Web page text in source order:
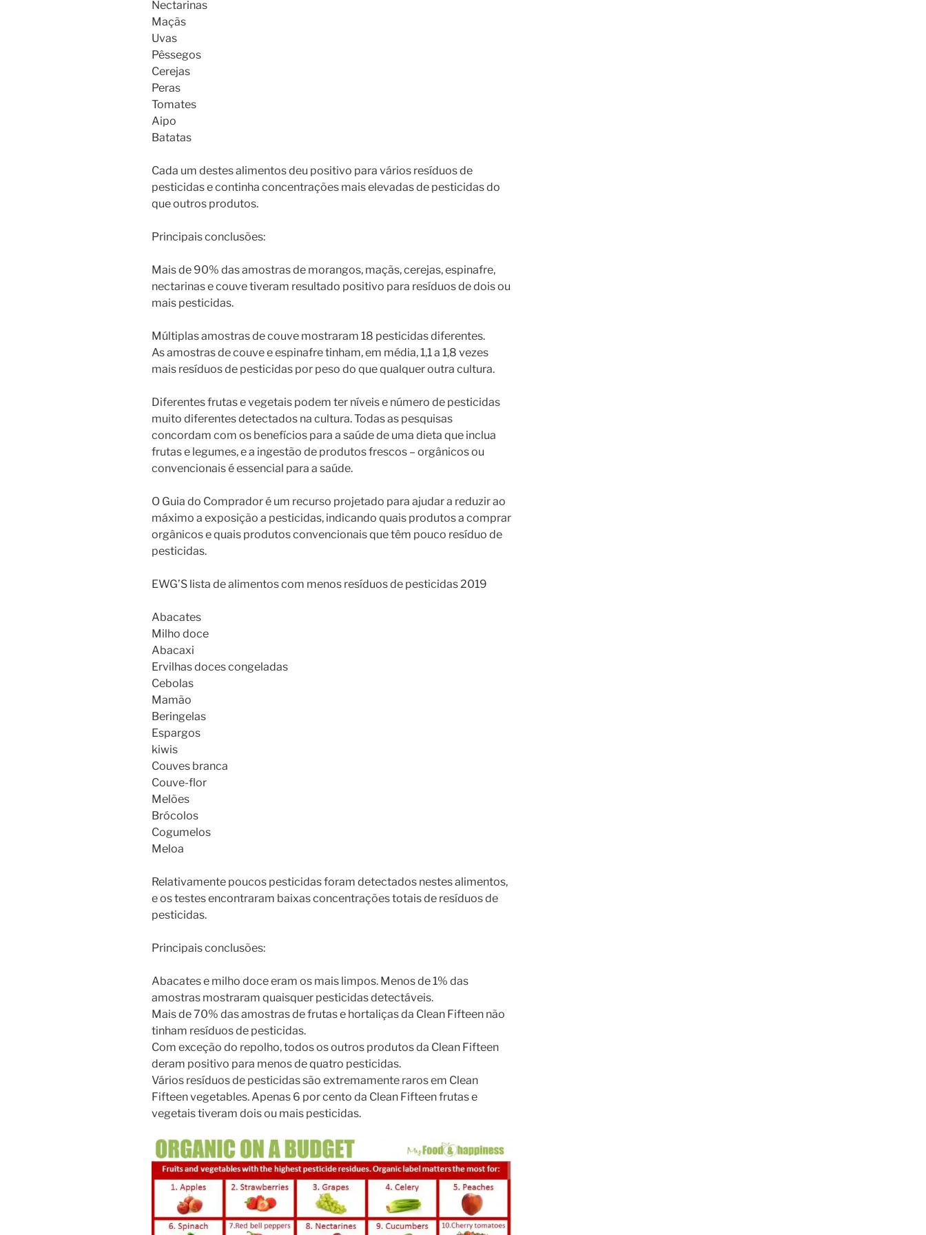
Nectarinas
Maçãs
Uvas
Pêssegos
Cerejas
Peras
Tomates
Aipo
Batatas
Cada um destes alimentos deu positivo para vários resíduos de
pesticidas e continha concentrações mais elevadas de pesticidas do
que outros produtos.
Principais conclusões:
Mais de 90% das amostras de morangos, maçãs, cerejas, espinafre,
nectarinas e couve tiveram resultado positivo para resíduos de dois ou
mais pesticidas.
Múltiplas amostras de couve mostraram 18 pesticidas diferentes.
As amostras de couve e espinafre tinham, em média, 1,1 a 1,8 vezes
mais resíduos de pesticidas por peso do que qualquer outra cultura.
Diferentes frutas e vegetais podem ter níveis e número de pesticidas
muito diferentes detectados na cultura. Todas as pesquisas
concordam com os benefícios para a saúde de uma dieta que inclua
frutas e legumes, e a ingestão de produtos frescos – orgânicos ou
convencionais é essencial para a saúde.
O Guia do Comprador é um recurso projetado para ajudar a reduzir ao
máximo a exposição a pesticidas, indicando quais produtos a comprar
orgânicos e quais produtos convencionais que têm pouco resíduo de
pesticidas.
EWG’S lista de alimentos com menos resíduos de pesticidas 2019
Abacates
Milho doce
Abacaxi
Ervilhas doces congeladas
Cebolas
Mamão
Beringelas
Espargos
kiwis
Couves branca
Couve-flor
Melões
Brócolos
Cogumelos
Meloa
Relativamente poucos pesticidas foram detectados nestes alimentos,
e os testes encontraram baixas concentrações totais de resíduos de
pesticidas.
Principais conclusões:
Abacates e milho doce eram os mais limpos. Menos de 1% das
amostras mostraram quaisquer pesticidas detectáveis.
Mais de 70% das amostras de frutas e hortaliças da Clean Fifteen não
tinham resíduos de pesticidas.
Com exceção do repolho, todos os outros produtos da Clean Fifteen
deram positivo para menos de quatro pesticidas.
Vários resíduos de pesticidas são extremamente raros em Clean
Fifteen vegetables. Apenas 6 por cento da Clean Fifteen frutas e
vegetais tiveram dois ou mais pesticidas.